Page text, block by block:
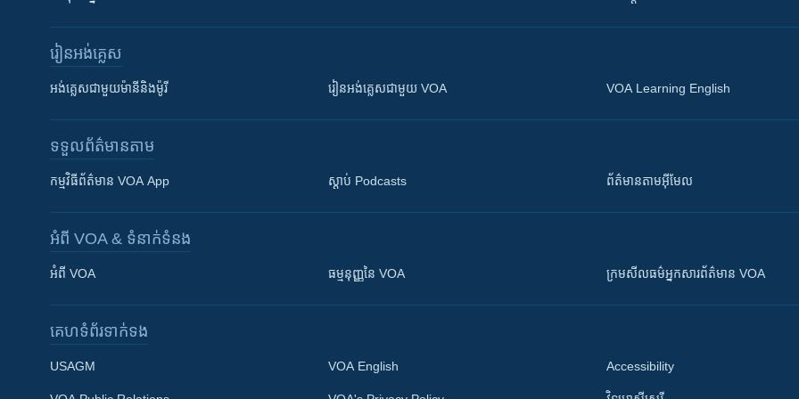
រៀន​​អង់គ្លេស
អង់គ្លេស​ជាមួយ​ម៉ានី​និង​ម៉ូរី រៀន​​​​​​អង់គ្លេស​​ជាមួយ VOA VOA Learning English
ទទួល​ព័ត៌មាន​តាម
កម្មវិធី​ព័ត៌មាន VOA App ស្តាប់ Podcasts ព័ត៌មាន​តាម​អ៊ីមែល
អំពី​ VOA & ទំនាក់ទំនង
អំពី​ VOA ធម្មនុញ្ញ​នៃ VOA ក្រម​​​សីលធម៌​​​អ្នក​​​សារព័ត៌មាន VOA
គេហទំព័រ​​ទាក់ទង
USAGM VOA English Accessibility